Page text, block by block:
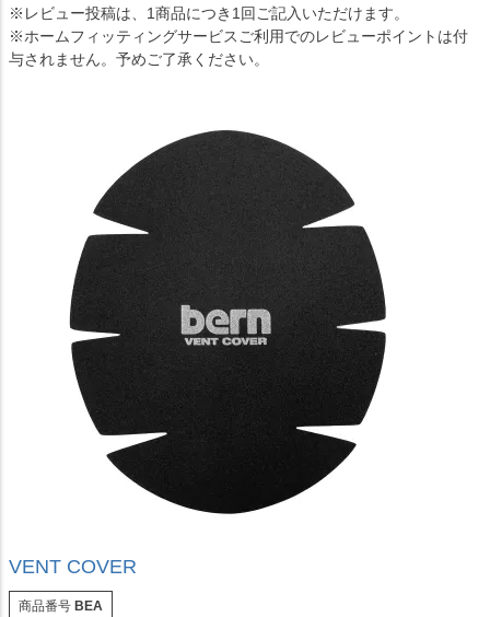
※レビュー投稿は、1商品につき1回ご記入いただけます。
※ホームフィッティングサービスご利用でのレビューポイントは付
与されません。予めご了承ください。
VENT COVER
商品番号 BEA